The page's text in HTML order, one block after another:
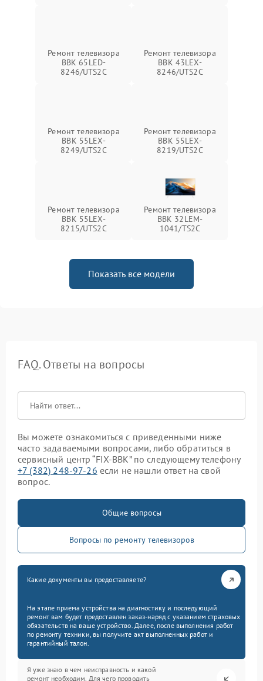
Ремонт телевизора
BBK 65LED-
8246/UTS2C
Ремонт телевизора
BBK 43LEX-
8246/UTS2C
Ремонт телевизора
BBK 55LEX-
8249/UTS2C
Ремонт телевизора
BBK 55LEX-
8219/UTS2C
Ремонт телевизора
BBK 55LEX-
8215/UTS2C
Ремонт телевизора
BBK 32LEM-
1041/TS2C
Показать все модели
FAQ. Ответы на вопросы
Вы можете ознакомиться с приведенными ниже
часто задаваемыми вопросами, либо обратиться в
сервисный центр “FIX-BBK” по следующему телефону
+7 (382) 248-97-26 если не нашли ответ на свой
вопрос.
Общие вопросы
Вопросы по ремонту телевизоров
Какие документы вы предоставляете?
На этапе приема устройства на диагностику и последующий
ремонт вам будет предоставлен заказ-наряд с указанием страховых
обязательств на ваше устройство. Далее, после выполнения работ
по ремонту техники, вы получите акт выполненных работ и
гарантийный талон.
Я уже знаю в чем неисправность и какой
ремонт необходим. Для чего проводить